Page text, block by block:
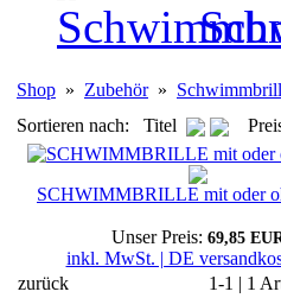
Shop » Zubehör»
Sortieren nach: Titel
SCHWIMMBRILLE mit oder
Unser Preis: 69,85
inkl. MwSt. | DE
zurück
1-1 | 1